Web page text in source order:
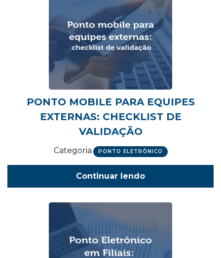
PONTO MOBILE PARA EQUIPES
EXTERNAS: CHECKLIST DE
VALIDAÇÃO
Categoria PONTO ELETRÔNICO
Continuar lendo